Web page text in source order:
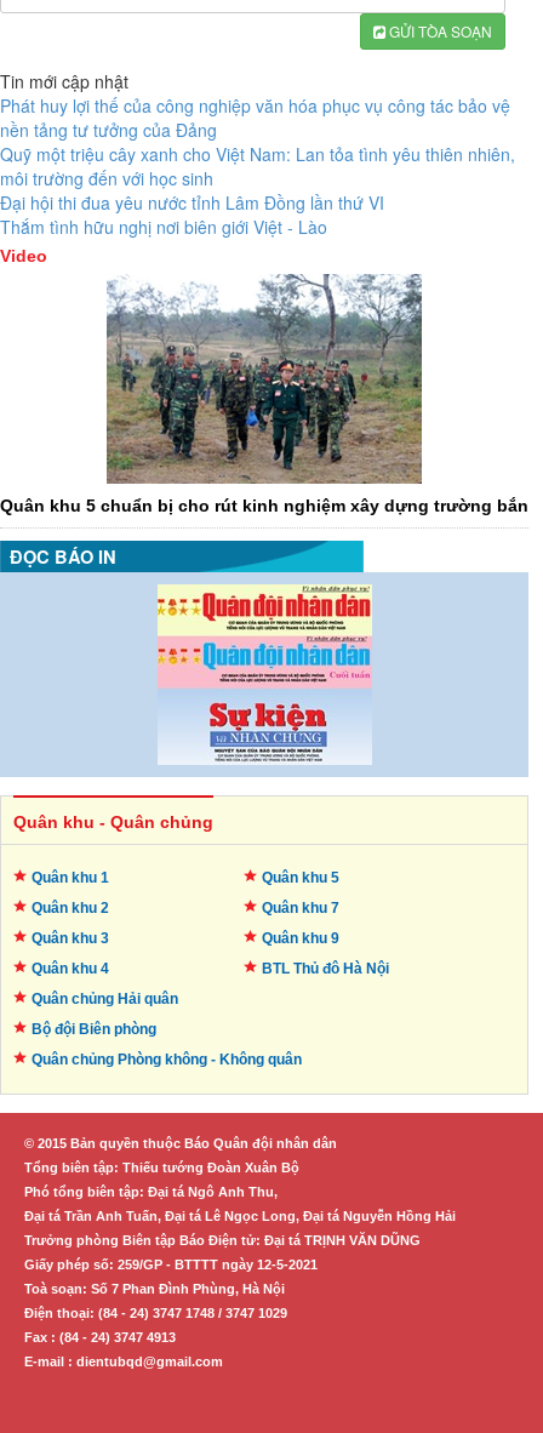
GỬI TÒA SOẠN
Tin mới cập nhật
Phát huy lợi thế của công nghiệp văn hóa phục vụ công tác bảo vệ
nền tảng tư tưởng của Đảng
Quỹ một triệu cây xanh cho Việt Nam: Lan tỏa tình yêu thiên nhiên,
môi trường đến với học sinh
Đại hội thi đua yêu nước tỉnh Lâm Đồng lần thứ VI
Thắm tình hữu nghị nơi biên giới Việt - Lào
Video
Quân khu 5 chuẩn bị cho rút kinh nghiệm xây dựng trường bắn
ĐỌC BÁO IN
Quân khu - Quân chủng
Quân khu 1
Quân khu 2
Quân khu 3
Quân khu 4
Quân khu 5
Quân khu 7
Quân khu 9
BTL Thủ đô Hà Nội
Quân chủng Hải quân
Bộ đội Biên phòng
Quân chủng Phòng không - Không quân
© 2015 Bản quyền thuộc Báo Quân đội nhân dân
Tổng biên tập: Thiếu tướng Đoàn Xuân Bộ
Phó tổng biên tập: Đại tá Ngô Anh Thu,
Đại tá Trần Anh Tuấn, Đại tá Lê Ngọc Long, Đại tá Nguyễn Hồng Hải
Trưởng phòng Biên tập Báo Điện tử: Đại tá TRỊNH VĂN DŨNG
Giấy phép số: 259/GP - BTTTT ngày 12-5-2021
Toà soạn: Số 7 Phan Đình Phùng, Hà Nội
Điện thoại: (84 - 24) 3747 1748 / 3747 1029
Fax : (84 - 24) 3747 4913
E-mail : dientubqd@gmail.com